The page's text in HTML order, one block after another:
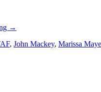
→
, John Mackey, Marissa